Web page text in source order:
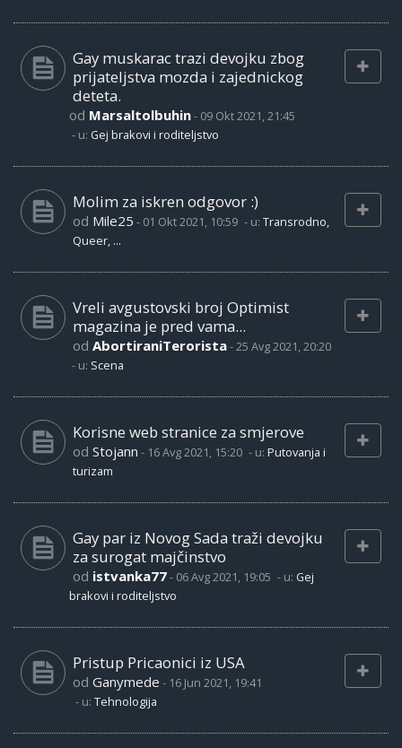
Gay muskarac trazi devojku zbog
prijateljstva mozda i zajednickog
deteta.
od Marsaltolbuhin- 09 Okt 2021, 21:45
- u: Gej brakovi i roditeljstvo
Molim za iskren odgovor :)
od Mile25 - 01 Okt 2021, 10:59 - u: Transrodno,
Queer, ...
Vreli avgustovski broj Optimist
magazina je pred vama...
od AbortiraniTerorista-25 Avg 2021, 20:20
- u: Scena
Korisne web stranice za smjerove
od Stojann - 16 Avg 2021, 15:20 - u: Putovanja i
turizam
Gay par iz Novog Sada traži devojku
za surogat majčinstvo
od istvanka77- 06 Avg 2021, 19:05 - u: Gej
brakovi i roditeljstvo
Pristup Pricaonici iz USA
od Ganymede - 16 Jun 2021, 19:41
- u: Tehnologija